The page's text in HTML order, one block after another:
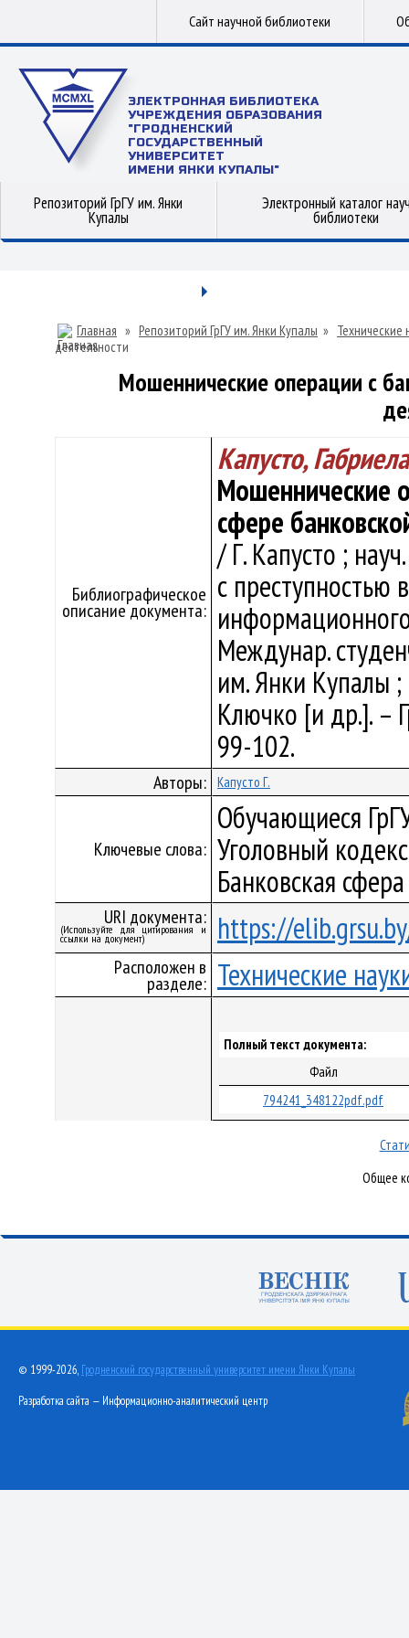
Сайт научной библиотеки
ЭЛЕКТРОННАЯ БИБЛИОТЕКА
УЧРЕЖДЕНИЯ ОБРАЗОВАНИЯ
"ГРОДНЕНСКИЙ
ГОСУДАРСТВЕННЫЙ
УНИВЕРСИТЕТ
ИМЕНИ ЯНКИ КУПАЛЫ"
Репозиторий ГрГУ им. Янки
Купалы
Электронный каталог
библиотеки
Главная » Репозиторий ГрГУ им. Янки Купалы » Технические
деятельности
Мошеннические операции с
Библиографическое
описание документа:
Капусто, Габриела
Мошеннические
сфере
/ Г. Капусто ;
с преступностью
Междунар.
им. Янки Купалы ;
Ключко [и др.]. –
99-102.
Авторы: Капусто Г.
Ключевые слова:
Обучающиеся
Уголовный
Банковская сфера
URI документа:
(Используйте для цитирования и
ссылки на документ) https://
Расположен в
разделе: Технические
Полный текст документа:
Файл
794241_348122pdf.pdf
Общее
© 1999-2026, Гродненский государственный университет имени Янки Купалы
Разработка сайта — Информационно-аналитический центр